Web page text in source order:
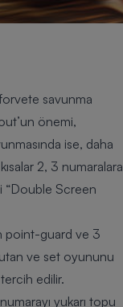
savunma
önemi,
ise, daha
2, 3 numaralara
“Double Screen
point-guard ve 3
ve set oyununu
edilir.
yukarı topu